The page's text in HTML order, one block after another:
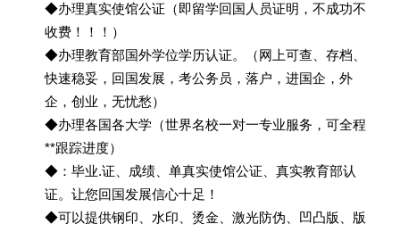
◆办理真实使馆公证（即留学回国人员证明，不成功不
收费！！！）
◆办理教育部国外学位学历认证。（网上可查、存档、
快速稳妥，回国发展，考公务员，落户，进国企，外
企，创业，无忧愁）
◆办理各国各大学（世界名校一对一专业服务，可全程
**跟踪进度）
◆：毕业.证、成绩、单真实使馆公证、真实教育部认
证。让您回国发展信心十足！
◆可以提供钢印、水印、烫金、激光防伪、凹凸版、版